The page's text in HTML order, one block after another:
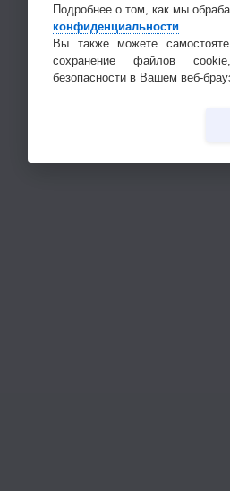
Подробнее о том, как мы
конфиденциальности
Вы также можете
сохранение файлов
безопасности в Вашем веб-